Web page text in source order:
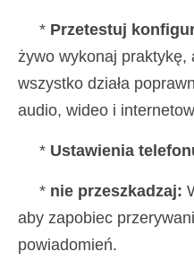
* Przetestuj
żywo wykonaj praktykę,
wszystko działa
audio, wideo i
* Ustawienia
* nie przeszkadzaj:
aby zapobiec
powiadomień.